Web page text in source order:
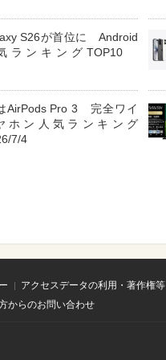
S26が首位に Android
ランキングTOP10
AirPods Pro 3 完全ワイ
ホン人気ランキング
7/4
アクセスデータの利用・著作権等
からのお問い合わせ